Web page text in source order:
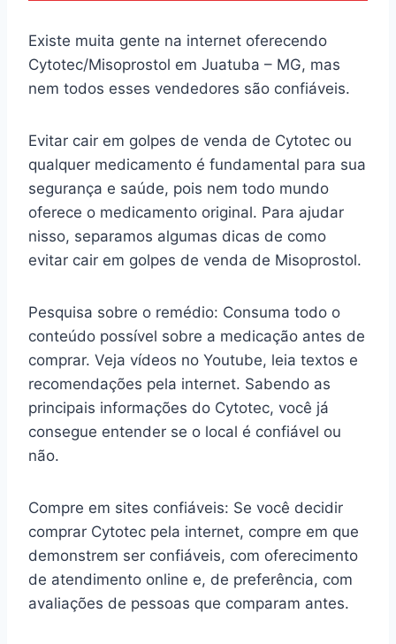
Existe muita gente na internet oferecendo
Cytotec/Misoprostol em Juatuba – MG, mas
nem todos esses vendedores são confiáveis.
Evitar cair em golpes de venda de Cytotec ou
qualquer medicamento é fundamental para sua
segurança e saúde, pois nem todo mundo
oferece o medicamento original. Para ajudar
nisso, separamos algumas dicas de como
evitar cair em golpes de venda de Misoprostol.
Pesquisa sobre o remédio: Consuma todo o
conteúdo possível sobre a medicação antes de
comprar. Veja vídeos no Youtube, leia textos e
recomendações pela internet. Sabendo as
principais informações do Cytotec, você já
consegue entender se o local é confiável ou
não.
Compre em sites confiáveis: Se você decidir
comprar Cytotec pela internet, compre em que
demonstrem ser confiáveis, com oferecimento
de atendimento online e, de preferência, com
avaliações de pessoas que comparam antes.